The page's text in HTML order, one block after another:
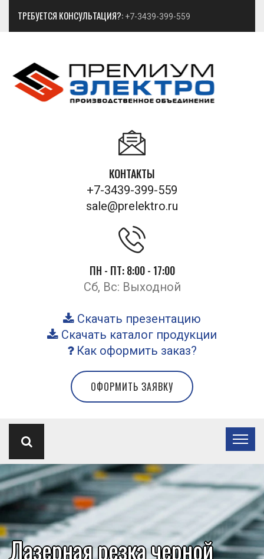
ТРЕБУЕТСЯ КОНСУЛЬТАЦИЯ?: +7-3439-399-559
КОНТАКТЫ
+7-3439-399-559
sale@prelektro.ru
ПН - ПТ: 8:00 - 17:00
Сб, Вс: Выходной
Скачать презентацию
Скачать каталог продукции
Как оформить заказ?
ОФОРМИТЬ ЗАЯВКУ
Лазерная резка черной